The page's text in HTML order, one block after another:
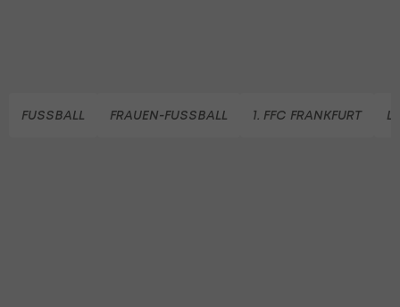
FUSSBALL FRAUEN-FUSSBALL 1. FFC FRANKFURT